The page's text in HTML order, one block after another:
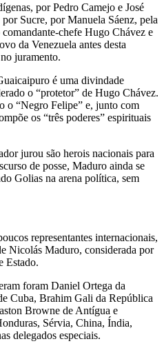
por Pedro Camejo e José
Sucre, por Manuela Sáenz, pela
chefe Hugo Chávez e
da Venezuela antes desta
juramento.
é uma divindade
o “protetor” de Hugo Chávez.
o “Negro Felipe” e, junto com
os “três poderes” espirituais
jurou são herois nacionais para
de posse, Maduro ainda se
Golias na arena política, sem
representantes internacionais,
Nicolás Maduro, considerada por
Estado.
foram Daniel Ortega da
Cuba, Brahim Gali da República
Browne de Antígua e
Sérvia, China, Índia,
delegados especiais.